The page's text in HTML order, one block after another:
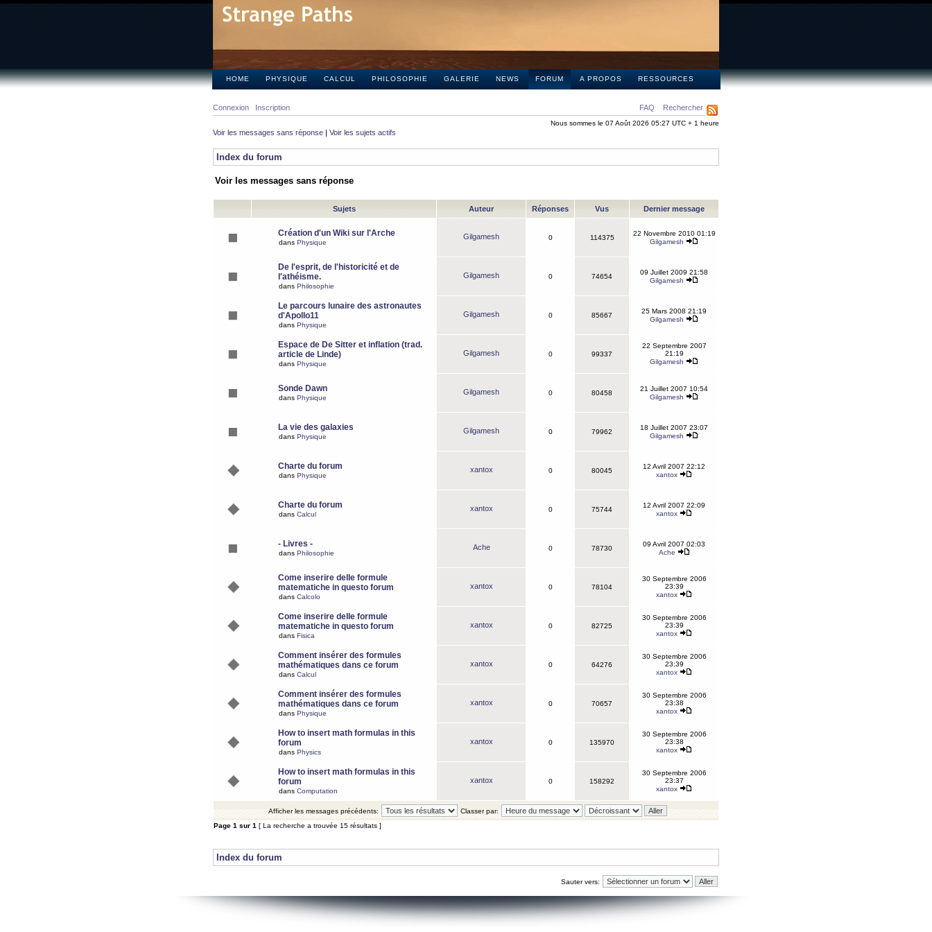
HOME PHYSIQUE CALCUL PHILOSOPHIE GALERIE NEWS FORUM A PROPOS RESSOURCES
FAQ Rechercher
Connexion Inscription
Nous sommes le 07 Août 2026 05:27 UTC + 1 heure
Voir les messages sans réponse | Voir les sujets actifs
Index du forum
Voir les messages sans réponse
Sujets Auteur Réponses Vus Dernier message
Création d'un Wiki sur l'Arche
dans Physique
Gilgamesh 0 114375
22 Novembre 2010 01:19
Gilgamesh
De l'esprit, de l'historicité et de
l'athéisme.
dans Philosophie
Gilgamesh 0 74654
09 Juillet 2009 21:58
Gilgamesh
Le parcours lunaire des astronautes
d'Apollo11
dans Physique
Gilgamesh 0 85667
25 Mars 2008 21:19
Gilgamesh
Espace de De Sitter et inflation (trad.
article de Linde)
dans Physique
Gilgamesh 0 99337
22 Septembre 2007
21:19
Gilgamesh
Sonde Dawn
dans Physique
Gilgamesh 0 80458
21 Juillet 2007 10:54
Gilgamesh
La vie des galaxies
dans Physique
Gilgamesh 0 79962
18 Juillet 2007 23:07
Gilgamesh
Charte du forum
dans Physique
xantox 0 80045
12 Avril 2007 22:12
xantox
Charte du forum
dans Calcul
xantox 0 75744
12 Avril 2007 22:09
xantox
- Livres -
dans Philosophie
Ache 0 78730
09 Avril 2007 02:03
Ache
Come inserire delle formule
matematiche in questo forum
dans Calcolo
xantox 0 78104
30 Septembre 2006
23:39
xantox
Come inserire delle formule
matematiche in questo forum
dans Fisica
xantox 0 82725
30 Septembre 2006
23:39
xantox
Comment insérer des formules
mathématiques dans ce forum
dans Calcul
xantox 0 64276
30 Septembre 2006
23:39
xantox
Comment insérer des formules
mathématiques dans ce forum
dans Physique
xantox 0 70657
30 Septembre 2006
23:38
xantox
How to insert math formulas in this
forum
dans Physics
xantox 0 135970
30 Septembre 2006
23:38
xantox
How to insert math formulas in this
forum
dans Computation
xantox 0 158292
30 Septembre 2006
23:37
xantox
Afficher les messages précédents:
Classer par:
Page 1 sur 1 [ La recherche a trouvée 15 résultats ]
Index du forum
Sauter vers: